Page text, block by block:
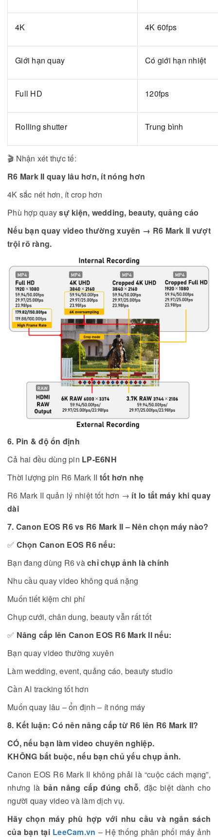
4K 4K 60fps
Giới hạn quay Có giới hạn nhiệt
Full HD 120fps
Rolling shutter Trung bình
🎬 Nhận xét thực tế:
R6 Mark II quay lâu hơn, ít nóng hơn
4K sắc nét hơn, ít crop hơn
Phù hợp quaysự kiện, wedding, beauty, quảng cáo
Nếu bạn quay video thường xuyên → R6 Mark II vượt
trội rõ ràng.
6. Pin & độ ổn định
Cả hai đều dùng pin LP-E6NH
Thời lượng pin R6 Mark II tốt hơn nhẹ
R6 Mark II quản lý nhiệt tốt hơn → ít lo tắt máy khi quay
dài
7. Canon EOS R6 vs R6 Mark II – Nên chọn máy nào?
✅ Chọn Canon EOS R6 nếu:
Bạn đang dùng R6 vàchỉ chụp ảnh là chính
Nhu cầu quay video không quá nặng
Muốn tiết kiệm chi phí
Chụp cưới, chân dung, beauty vẫn rất tốt
✅ Nâng cấp lên Canon EOS R6 Mark II nếu:
Bạn quay video thường xuyên
Làm wedding, event, quảng cáo, beauty studio
Cần AI tracking tốt hơn
Muốn quay lâu – ổn định – ít nóng máy
8. Kết luận: Có nên nâng cấp từ R6 lên R6 Mark II?
CÓ, nếu bạn làm video chuyên nghiệp.
KHÔNG bắt buộc, nếu bạn chủ yếu chụp ảnh.
Canon EOS R6 Mark II không phải là “cuộc cách mạng”,
nhưng là bản nâng cấp đúng chỗ, đặc biệt dành cho
người quay video và làm dịch vụ.
Hãy chọn máy phù hợp với nhu cầu và ngân sách
của bạn tại LeeCam.vn – Hệ thống phân phối máy ảnh